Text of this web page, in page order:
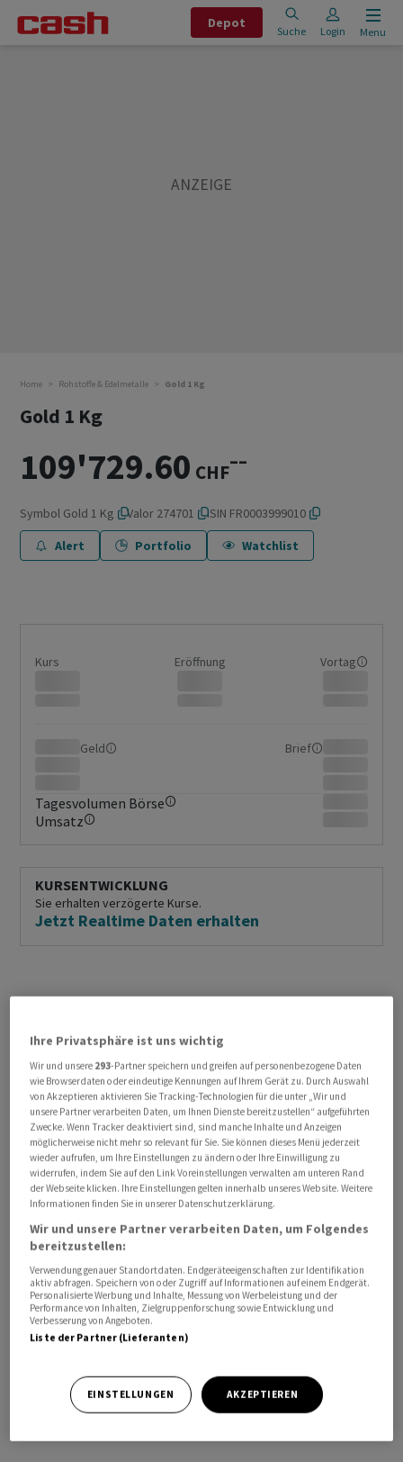
Depot
Suche Login Menu
Home Rohstoffe & Edelmetalle Gold 1 Kg
Gold 1 Kg
109'729.60 CHF––
Symbol Gold 1 Kg Valor 274701 ISIN FR0003999010
Alert
Portfolio Watchlist
Kurs Eröffnung Vortag
Geld Brief
Tagesvolumen Börse
Umsatz
KURSENTWICKLUNG
Sie erhalten verzögerte Kurse.
Jetzt Realtime Daten erhalten
Ihre Privatsphäre ist uns wichtig
Wir und unsere 293-Partner speichern und greifen auf personenbezogene Daten
wie Browserdaten oder eindeutige Kennungen auf Ihrem Gerät zu. Durch Auswahl
von Akzeptieren aktivieren Sie Tracking-Technologien für die unter „Wir und
unsere Partner verarbeiten Daten, um Ihnen Dienste bereitzustellen“ aufgeführten
Zwecke. Wenn Tracker deaktiviert sind, sind manche Inhalte und Anzeigen
möglicherweise nicht mehr so relevant für Sie. Sie können dieses Menü jederzeit
wieder aufrufen, um Ihre Einstellungen zu ändern oder Ihre Einwilligung zu
widerrufen, indem Sie auf den Link Voreinstellungen verwalten am unteren Rand
der Webseite klicken. Ihre Einstellungen gelten innerhalb unseres Website. Weitere
Informationen finden Sie in unserer Datenschutzerklärung.
Wir und unsere Partner verarbeiten Daten, um Folgendes
bereitzustellen:
Verwendung genauer Standortdaten. Endgeräteeigenschaften zur Identifikation
aktiv abfragen. Speichern von oder Zugriff auf Informationen auf einem Endgerät.
Personalisierte Werbung und Inhalte, Messung von Werbeleistung und der
Performance von Inhalten, Zielgruppenforschung sowie Entwicklung und
Verbesserung von Angeboten.
Liste der Partner (Lieferanten)
EINSTELLUNGEN AKZEPTIEREN